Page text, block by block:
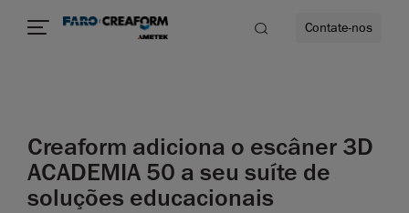
mais
Contate-nos
Creaform adiciona o escâner 3D
ACADEMIA 50 a seu suíte de
soluções educacionais